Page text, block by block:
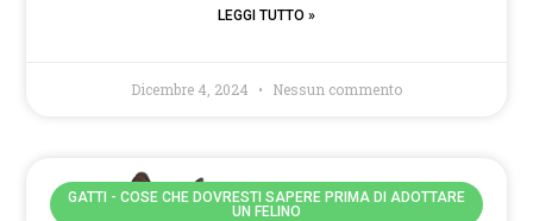
LEGGI TUTTO »
Dicembre 4, 2024 Nessun commento
GATTI - COSE CHE DOVRESTI SAPERE PRIMA DI ADOTTARE
UN FELINO